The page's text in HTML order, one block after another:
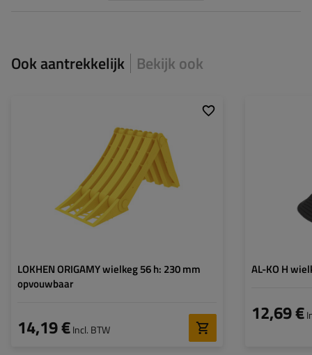
Ook aantrekkelijk Bekijk ook
LOKHEN ORIGAMY wielkeg 56 h: 230 mm
opvouwbaar
14,19 €Incl. BTW
472 mm
199 mm
230 mm
kunststof
AL-KO H
12,69 €